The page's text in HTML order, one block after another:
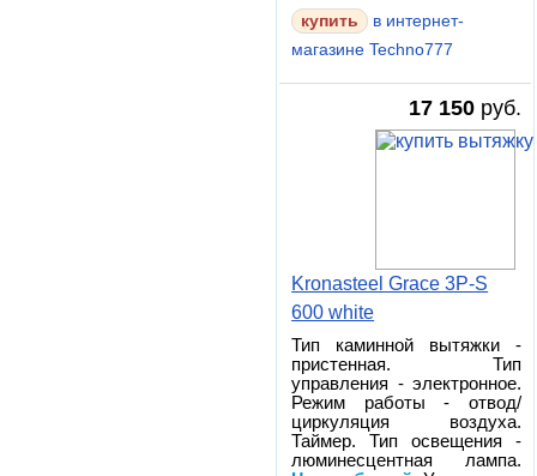
в интернет-
магазине Techno777
17 150 руб.
Kronasteel Grace 3P-S
600 white
Тип каминной вытяжки -
пристенная. Тип
управления - электронное.
Режим работы - отвод/
циркуляция воздуха.
Таймер. Тип освещения -
люминесцентная лампа.